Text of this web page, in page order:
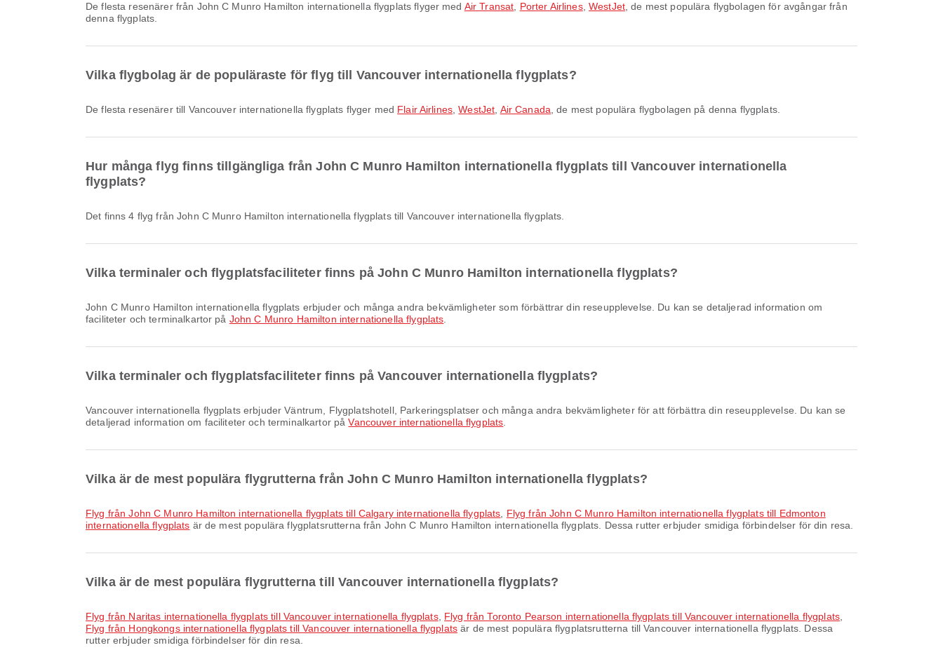
De flesta resenärer från John C Munro Hamilton internationella flygplats flyger med Air Transat Porter Airlines, WestJet, de mest populära flygbolagen för avgångar från
denna flygplats.
Vilka flygbolag är de populäraste för flyg till Vancouver internationella flygplats?
De flesta resenärer till Vancouver internationella flygplats flyger med Flair Airlines ,WestJet Air Canada , de mest populära flygbolagen på denna flygplats.
Hur många flyg finns tillgängliga från John C Munro Hamilton internationella flygplats till Vancouver internationella
flygplats?
Det finns 4 flyg från John C Munro Hamilton internationella flygplats till Vancouver internationella flygplats.
Vilka terminaler och flygplatsfaciliteter finns på John C Munro Hamilton internationella flygplats?
John C Munro Hamilton internationella flygplats erbjuder och många andra bekvämligheter som förbättrar din reseupplevelse. Du kan se detaljerad information om
faciliteter och terminalkartor på John C Munro Hamilton internationella flygplats
Vilka terminaler och flygplatsfaciliteter finns på Vancouver internationella flygplats?
Vancouver internationella flygplats erbjuder Väntrum, Flygplatshotell, Parkeringsplatser och många andra bekvämligheter för att förbättra din reseupplevelse. Du kan se
detaljerad information om faciliteter och terminalkartor påVancouver internationella flygplats
Vilka är de mest populära flygrutterna från John C Munro Hamilton internationella flygplats?
Flyg från John C Munro Hamilton internationella flygplats till Calgary internationella flygplats
Flyg från John C Munro Hamilton internationella flygplats till Edmonton
internationella flygplats är de mest populära flygplatsrutterna från John C Munro Hamilton internationella flygplats. Dessa rutter erbjuder smidiga förbindelser för din resa.
Vilka är de mest populära flygrutterna till Vancouver internationella flygplats?
Flyg från Naritas internationella flygplats till Vancouver internationella flygplats, Flyg från Toronto Pearson internationella flygplats till Vancouver internationella flygplats,
Flyg från Hongkongs internationella flygplats till Vancouver internationella flygplats är de mest populära flygplatsrutterna till Vancouver internationella flygplats. Dessa
rutter erbjuder smidiga förbindelser för din resa.